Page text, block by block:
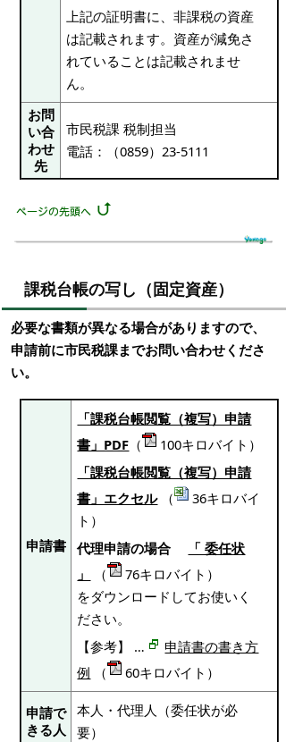
上記の証明書に、非課税の資産
は記載されます。資産が減免さ
れていることは記載されませ
ん。
お問
い合
わせ
先
市民税課 税制担当
電話：（0859）23-5111
課税台帳の写し（固定資産）
必要な書類が異なる場合がありますので、
申請前に市民税課までお問い合わせくださ
い。
申請書
「課税台帳閲覧（複写）申請
書」PDF （
100キロバイト）
「課税台帳閲覧（複写）申請
書」エクセル（
36キロバイ
ト）
代理申請の場合
「 委任状
」
（
76キロバイト）
をダウンロードしてお使いく
ださい。
【参考】 …
申請書の書き方
例 （ 60キロバイト）
申請で
きる人
本人・代理人（委任状が必
要）